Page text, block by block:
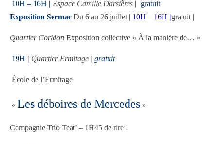
10H – 16H | Espace Camille Darsières | gratuit
Exposition Sermac Du 6 au 26 juillet | 10H – 16H |gratuit |
Quartier Coridon Exposition collective « À la manière de… »
19H | Quartier Ermitage | gratuit
École de l’Ermitage
« Les déboires de Mercedes »
Compagnie Trio Teat’ – 1H45 de rire !